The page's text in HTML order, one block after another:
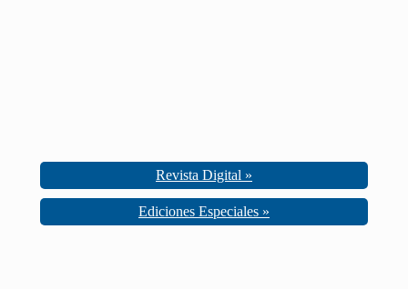
Revista Digital »
Ediciones Especiales »